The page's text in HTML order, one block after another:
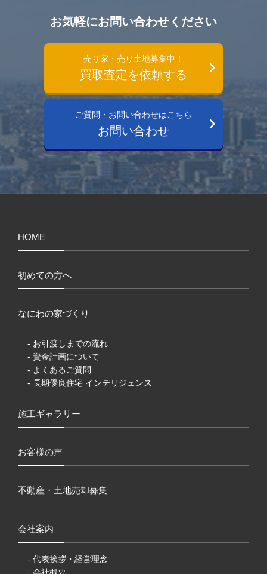
お気軽にお問い合わせください
売り家・売り土地募集中！
買取査定を依頼する
ご質問・お問い合わせはこちら
お問い合わせ
HOME
初めての方へ
なにわの家づくり
- お引渡しまでの流れ
- 資金計画について
- よくあるご質問
- 長期優良住宅 インテリジェンス
施工ギャラリー
お客様の声
不動産・土地売却募集
会社案内
- 代表挨拶・経営理念
- 会社概要